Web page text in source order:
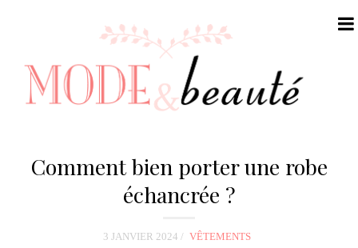
Comment bien porter une robe
échancrée ?
3 JANVIER 2024 VÊTEMENTS